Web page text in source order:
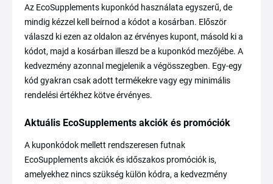
Az EcoSupplements kuponkód használata egyszerű, de
mindig kézzel kell beírnod a kódot a kosárban. Először
válaszd ki ezen az oldalon az érvényes kupont, másold ki a
kódot, majd a kosárban illeszd be a kuponkód mezőjébe. A
kedvezmény azonnal megjelenik a végösszegben. Egy-egy
kód gyakran csak adott termékekre vagy egy minimális
rendelési értékhez kötve érvényes.
Aktuális EcoSupplements akciók és promóciók
A kuponkódok mellett rendszeresen futnak
EcoSupplements akciók és időszakos promóciók is,
amelyekhez nincs szükség külön kódra, a kedvezmény